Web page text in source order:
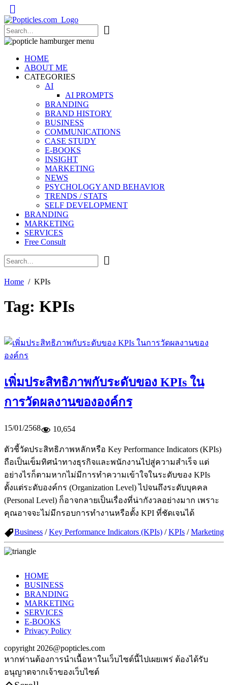
Popticles.com
HOME
ABOUT ME
CATEGORIES
AI
AI PROMPTS
BRANDING
BRAND HISTORY
BUSINESS
COMMUNICATIONS
CASE STUDY
E-BOOKS
INSIGHT
MARKETING
NEWS
PSYCHOLOGY AND BEHAVIOR
TRENDS / STATS
SELF DEVELOPMENT
BRANDING
MARKETING
SERVICES
Free Consult
Home KPIs
Tag: KPIs
เพิ่มประสิทธิภาพกับระดับของ KPIs ใน
การวัดผลงานขององค์กร
15/01/2568 10,654
ตัวชี้วัดประสิทธิภาพหลักหรือ Key Performance Indicators (KPIs)
ถือเป็นเข็มทิศนำทางธุรกิจและพนักงานไปสู่ความสำเร็จ แต่
อย่างไรก็ตามหากไม่มีการทำความเข้าใจในระดับของ KPIs
ตั้งแต่ระดับองค์กร (Organization Level) ไปจนถึงระดับบุคคล
(Personal Level) ก็อาจกลายเป็นเรื่องที่น่ากังวลอย่างมาก เพราะ
คุณอาจจะไม่มีกรอบการทำงานหรือตั้ง KPI ที่ชัดเจนได้
Business /Key Performance Indicators (KPIs) /KPIs /Marketing
HOME
BUSINESS
BRANDING
MARKETING
SERVICES
E-BOOKS
Privacy Policy
copyright 2026@popticles.com
หากท่านต้องการนำเนื้อหาในเว็บไซต์นี้ไปเผยเพร่ ต้องได้รับ
อนุญาตจากเจ้าของเว็บไซต์